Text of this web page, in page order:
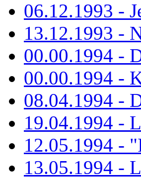
06.12.1993 -
13.12.1993 -
00.00.1994 -
00.00.1994 -
08.04.1994 -
19.04.1994 -
12.05.1994 -
13.05.1994 -